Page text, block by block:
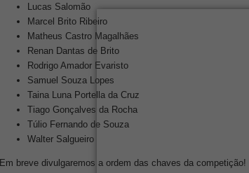
Lucas Salomão
Marcel Brito Ribeiro
Matheus Castro Magalhães
Renan Dantas de Brito
Rodrigo Amador Evaristo
Samuel Souza Lopes
Taina Luna Portella da Cruz
Tiago Gonçalves da Rocha
Túlio Fernando de Souza
Walter Salgueiro
Em breve divulgaremos a ordem das chaves da competição!